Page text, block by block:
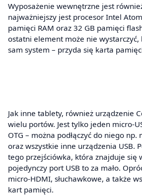
Wyposażenie wewnętrzne jest
najważniejszy jest procesor Intel
pamięci RAM oraz 32 GB pamięci
ostatni element może nie wystarczyć,
sam system – przyda się karta
Jak inne tablety, również urządzenie
wielu portów. Jest tylko jeden micro-
OTG – można podłączyć do niego
oraz wszystkie inne urządzenia USB.
tego przejściówka, która znajduje się
pojedynczy port USB to za mało.
micro-HDMI, słuchawkowe, a także
kart pamięci.